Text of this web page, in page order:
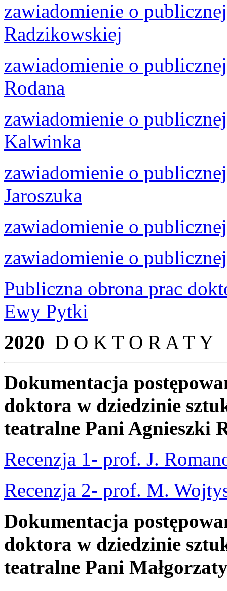
zawiadomienie o
Radzikowskiej
zawiadomienie o
Rodana
zawiadomienie o
Kalwinka
zawiadomienie o
Jaroszuka
zawiadomienie o
zawiadomienie o
Publiczna obrona prac
Ewy Pytki
2020 D O K T O R A T Y
Dokumentacja
doktora w dziedzinie
teatralne Pani Agnieszki
Recenzja 1- prof. J.
Recenzja 2- prof. M.
Dokumentacja
doktora w dziedzinie
teatralne Pani